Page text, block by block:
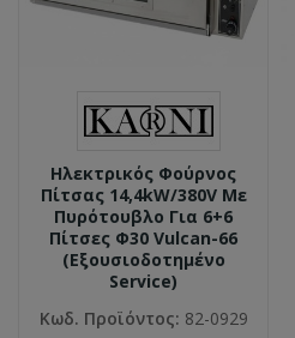
Ηλεκτρικός Φούρνος
Πίτσας 14,4kW/380V Με
Πυρότουβλο Για 6+6
Πίτσες Φ30 Vulcan-66
(Εξουσιοδοτημένο
Service)
Κωδ. Προϊόντος: 82-0929